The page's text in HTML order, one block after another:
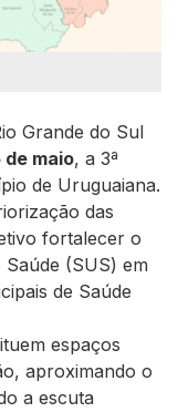
Grande do Sul
de maio, a 3ª
de Uruguaiana.
das
fortalecer o
(SUS) em
de Saúde
espaços
aproximando o
a escuta